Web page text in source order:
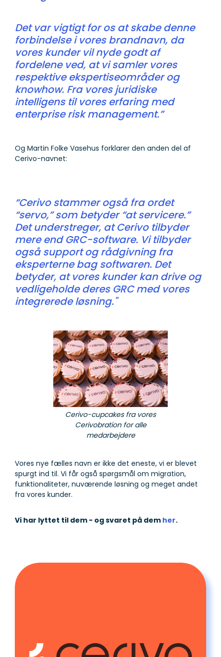
Det var vigtigt for os at skabe denne
forbindelse i vores brandnavn, da
vores kunder vil nyde godt af
fordelene ved, at vi samler vores
respektive ekspertiseområder og
knowhow. Fra vores juridiske
intelligens til vores erfaring med
enterprise risk management.”
Og Martin Folke Vasehus forklarer den anden del af
Cerivo-navnet:
“Cerivo stammer også fra ordet
“servo,” som betyder “at servicere.”
Det understreger, at Cerivo tilbyder
mere end GRC-software. Vi tilbyder
også support og rådgivning fra
eksperterne bag softwaren. Det
betyder, at vores kunder kan drive og
vedligeholde deres GRC med vores
integrerede løsning."
Cerivo-cupcakes fra vores
Cerivobration for alle
medarbejdere
Vores nye fælles navn er ikke det eneste, vi er blevet
spurgt ind til. Vi får også spørgsmål om migration,
funktionaliteter, nuværende løsning og meget andet
fra vores kunder.
Vi har lyttet til dem - og svaret på dem her.